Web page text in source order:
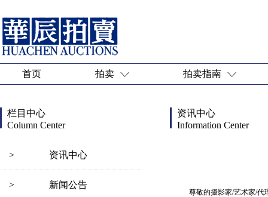
首页 拍卖 拍卖指南
栏目中心
Column Center
> 资讯中心
> 新闻公告
资讯中心
Information Center
尊敬的摄影家/艺术家/代